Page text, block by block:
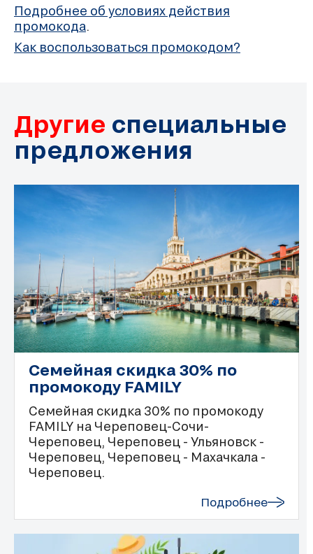
Подробнее об условиях действия
промокода.
Как воспользоваться промокодом?
Другие специальные
предложения
Семейная скидка 30% по
промокоду FAMILY
Семейная скидка 30% по промокоду
FAMILY на Череповец-Сочи-
Череповец, Череповец - Ульяновск -
Череповец, Череповец - Махачкала -
Череповец.
Подробнее